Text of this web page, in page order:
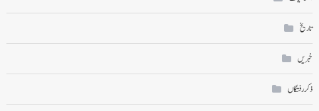
تاریخ
خبریں
ذکر رفتگاں